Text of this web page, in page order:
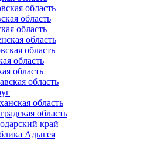
область
область
область
область
область
область
область
область
область
область
край
Адыгея